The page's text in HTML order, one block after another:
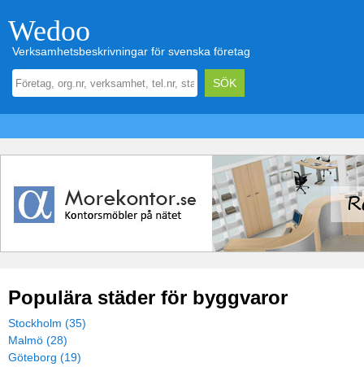
Wedoo
Verksamhetsbeskrivningar för svenska företag
Populära städer för byggvaror
Stockholm (35)
Malmö (28)
Göteborg (19)